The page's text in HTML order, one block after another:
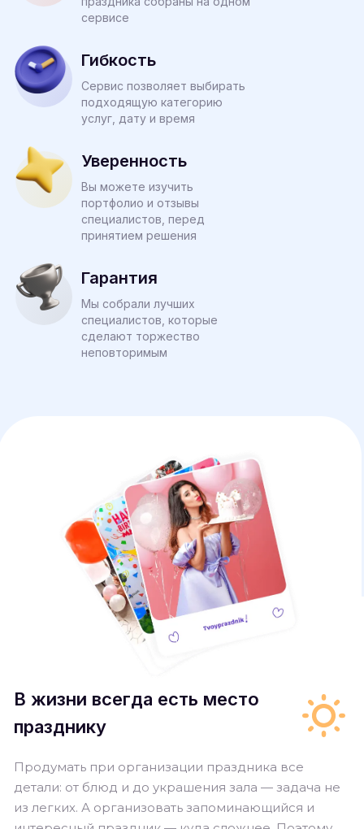
сервисе
Гибкость
Сервис позволяет выбирать
подходящую категорию
услуг, дату и время
Уверенность
Вы можете изучить
портфолио и отзывы
специалистов, перед
принятием решения
Гарантия
Мы собрали лучших
специалистов, которые
сделают торжество
неповторимым
В жизни всегда есть место
празднику
Продумать при организации праздника все
детали: от блюд и до украшения зала — задача не
из легких. А организовать запоминающийся и